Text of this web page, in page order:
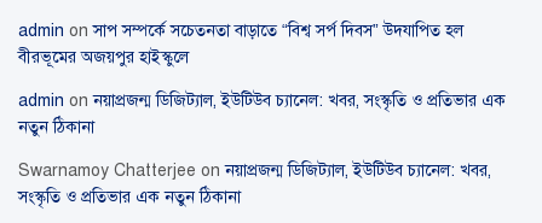
admin onসাপ সম্পর্কে সচেতনতা বাড়াতে “বিশ্ব সর্প দিবস” উদযাপিত হল
বীরভূমের অজয়পুর হাইস্কুলে
admin onনয়াপ্রজন্ম ডিজিট্যাল, ইউটিউব চ্যানেল: খবর, সংস্কৃতি ও প্রতিভার এক
নতুন ঠিকানা
Swarnamoy Chatterjee onনয়াপ্রজন্ম ডিজিট্যাল, ইউটিউব চ্যানেল: খবর,
সংস্কৃতি ও প্রতিভার এক নতুন ঠিকানা